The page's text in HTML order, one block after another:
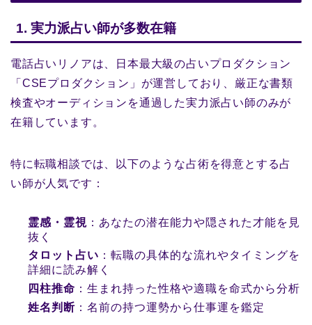
1. 実力派占い師が多数在籍
電話占いリノアは、日本最大級の占いプロダクション
「CSEプロダクション」が運営しており、厳正な書類
検査やオーディションを通過した実力派占い師のみが
在籍しています。
特に転職相談では、以下のような占術を得意とする占
い師が人気です：
霊感・霊視 ：あなたの潜在能力や隠された才能を見
抜く
タロット占い ：転職の具体的な流れやタイミングを
詳細に読み解く
四柱推命 ：生まれ持った性格や適職を命式から分析
姓名判断 ：名前の持つ運勢から仕事運を鑑定